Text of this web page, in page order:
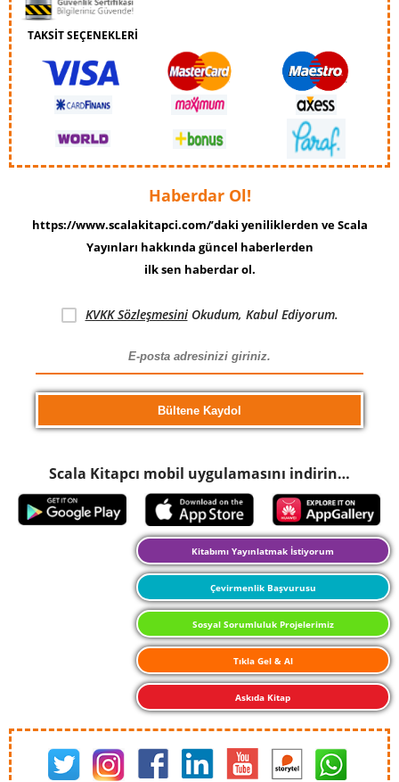
TAKSİT SEÇENEKLERİ
Haberdar Ol!
https://www.scalakitapci.com/’daki yeniliklerden ve Scala
Yayınları hakkında güncel haberlerden
ilk sen haberdar ol.
KVKK SözleşmesiniOkudum, Kabul Ediyorum.
Scala Kitapcı mobil uygulamasını indirin…
Kitabımı Yayınlatmak İstiyorum
Çevirmenlik Başvurusu
Sosyal Sorumluluk Projelerimiz
Tıkla Gel & Al
Askıda Kitap